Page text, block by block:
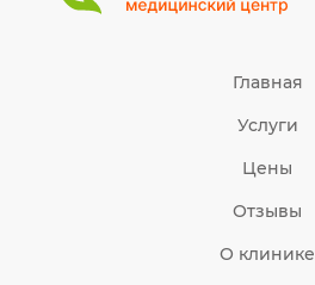
Главная
Услуги
Цены
Отзывы
О клинике